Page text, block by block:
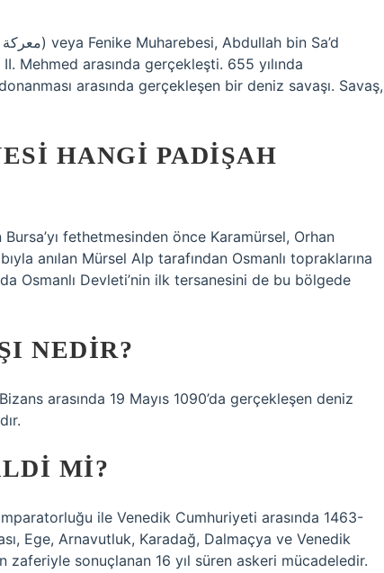
Mehmed arasında gerçekleşti. 655 yılında
arasında gerçekleşen bir deniz savaşı. Savaş,
HANGI PADIŞAH
Bursa’yı fethetmesinden önce Karamürsel, Orhan
anılan Mürsel Alp tarafından Osmanlı topraklarına
Osmanlı Devleti’nin ilk tersanesini de bu bölgede
NEDIR?
arasında 19 Mayıs 1090’da gerçekleşen deniz
MI?
ile Venedik Cumhuriyeti arasında 1463-
Ege, Arnavutluk, Karadağ, Dalmaçya ve Venedik
zaferiyle sonuçlanan 16 yıl süren askeri mücadeledir.